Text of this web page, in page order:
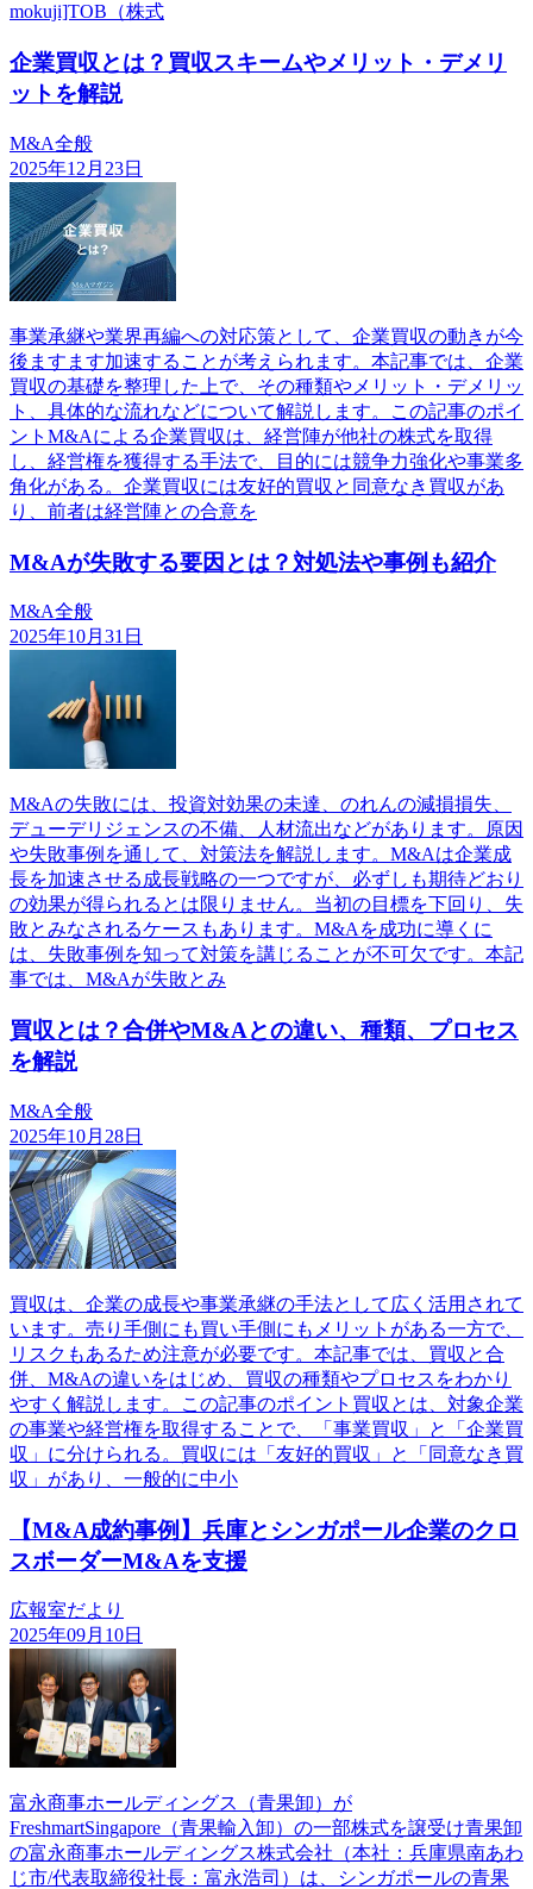
mokuji]TOB（株式
企業買収とは？買収スキームやメリット・デメリ
ットを解説
M&A全般
2025年12月23日
事業承継や業界再編への対応策として、企業買収の動きが今
後ますます加速することが考えられます。本記事では、企業
買収の基礎を整理した上で、その種類やメリット・デメリッ
ト、具体的な流れなどについて解説します。この記事のポイ
ントM&Aによる企業買収は、経営陣が他社の株式を取得
し、経営権を獲得する手法で、目的には競争力強化や事業多
角化がある。企業買収には友好的買収と同意なき買収があ
り、前者は経営陣との合意を
M&Aが失敗する要因とは？対処法や事例も紹介
M&A全般
2025年10月31日
M&Aの失敗には、投資対効果の未達、のれんの減損損失、
デューデリジェンスの不備、人材流出などがあります。原因
や失敗事例を通して、対策法を解説します。M&Aは企業成
長を加速させる成長戦略の一つですが、必ずしも期待どおり
の効果が得られるとは限りません。当初の目標を下回り、失
敗とみなされるケースもあります。M&Aを成功に導くに
は、失敗事例を知って対策を講じることが不可欠です。本記
事では、M&Aが失敗とみ
買収とは？合併やM&Aとの違い、種類、プロセス
を解説
M&A全般
2025年10月28日
買収は、企業の成長や事業承継の手法として広く活用されて
います。売り手側にも買い手側にもメリットがある一方で、
リスクもあるため注意が必要です。本記事では、買収と合
併、M&Aの違いをはじめ、買収の種類やプロセスをわかり
やすく解説します。この記事のポイント買収とは、対象企業
の事業や経営権を取得することで、「事業買収」と「企業買
収」に分けられる。買収には「友好的買収」と「同意なき買
収」があり、一般的に中小
【M&A成約事例】兵庫とシンガポール企業のクロ
スボーダーM&Aを支援
広報室だより
2025年09月10日
富永商事ホールディングス（青果卸）が
FreshmartSingapore（青果輸入卸）の一部株式を譲受け青果卸
の富永商事ホールディングス株式会社（本社：兵庫県南あわ
じ市/代表取締役社長：富永浩司）は、シンガポールの青果